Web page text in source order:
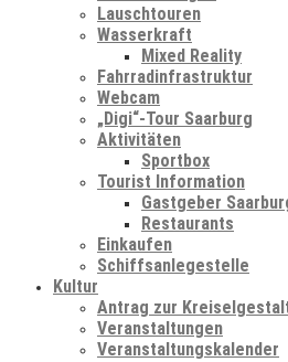
Lauschtouren
Wasserkraft
Mixed Reality
Fahrradinfrastruktur
Webcam
„Digi“-Tour Saarburg
Aktivitäten
Sportbox
Tourist Information
Gastgeber
Restaurants
Einkaufen
Schiffsanlegestelle
Kultur
Antrag zur
Veranstaltungen
Veranstaltungskalender